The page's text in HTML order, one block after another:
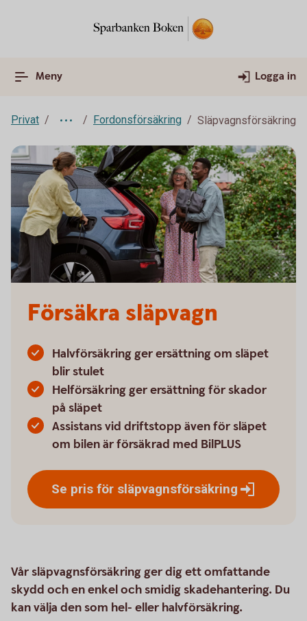
Meny Logga in
Privat Fordonsförsäkring Släpvagnsförsäkring
Försäkra släpvagn
Halvförsäkring ger ersättning om släpet
blir stulet
Helförsäkring ger ersättning för skador
på släpet
Assistans vid driftstopp även för släpet
om bilen är försäkrad med BilPLUS
Se pris för släpvagnsförsäkring
Vår släpvagnsförsäkring ger dig ett omfattande
skydd och en enkel och smidig skadehantering. Du
kan välja den som hel- eller halvförsäkring.